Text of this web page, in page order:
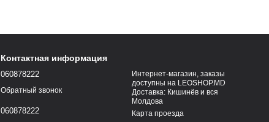
Контактная информация
060878222
Обратный звонок
060878222
Интернет-магазин, заказы
доступны на LEOSHOP.MD
Доставка: Кишинёв и вся
Молдова
Карта проезда